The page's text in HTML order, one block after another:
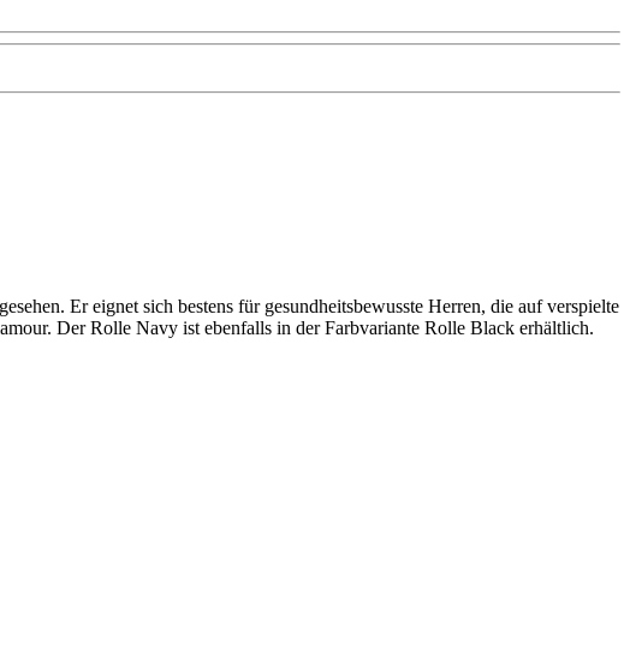
Er eignet sich bestens für gesundheitsbewusste Herren, die auf verspielte
Der Rolle Navy ist ebenfalls in der Farbvariante Rolle Black erhältlich.